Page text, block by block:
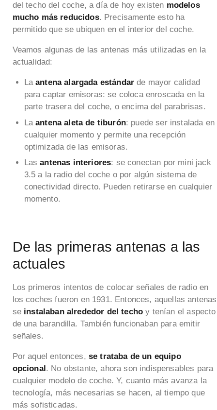
del techo del coche, a día de hoy existen modelos
mucho más reducidos. Precisamente esto ha
permitido que se ubiquen en el interior del coche.
Veamos algunas de las antenas más utilizadas en la
actualidad:
Laantena alargada estándar de mayor calidad
para captar emisoras: se coloca enroscada en la
parte trasera del coche, o encima del parabrisas.
Laantena aleta de tiburón: puede ser instalada en
cualquier momento y permite una recepción
optimizada de las emisoras.
Lasantenas interiores: se conectan por mini jack
3.5 a la radio del coche o por algún sistema de
conectividad directo. Pueden retirarse en cualquier
momento.
De las primeras antenas a las
actuales
Los primeros intentos de colocar señales de radio en
los coches fueron en 1931. Entonces, aquellas antenas
seinstalaban alrededor del techo y tenían el aspecto
de una barandilla. También funcionaban para emitir
señales.
Por aquel entonces, se trataba de un equipo
opcional . No obstante, ahora son indispensables para
cualquier modelo de coche. Y, cuanto más avanza la
tecnología, más necesarias se hacen, al tiempo que
más sofisticadas.